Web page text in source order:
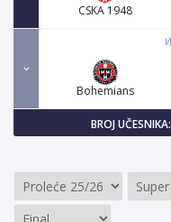
CSKA 1948
Bohemians
BROJ